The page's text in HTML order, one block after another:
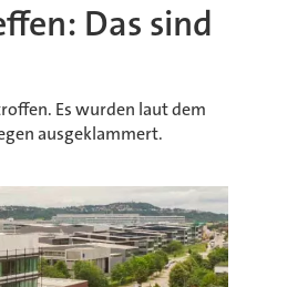
Das sind
Es wurden laut dem
ausgeklammert.